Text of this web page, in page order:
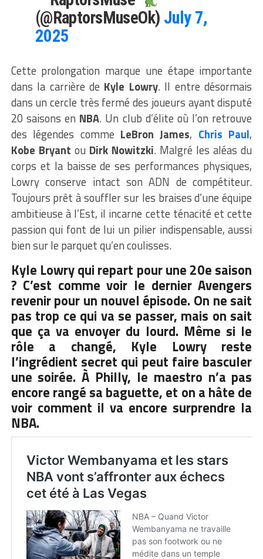
(@RaptorsMuseOk) July 7,
2025
Cette prolongation marque une étape importante
dans la carrière de Kyle Lowry. Il entre désormais
dans un cercle très fermé des joueurs ayant disputé
20 saisons en NBA. Un club d’élite où l’on retrouve
des légendes comme LeBron James, Chris Paul,
Kobe Bryant ou Dirk Nowitzki. Malgré les aléas du
corps et la baisse de ses performances physiques,
Lowry conserve intact son ADN de compétiteur.
Toujours prêt à souffler sur les braises d’une équipe
ambitieuse à l’Est, il incarne cette ténacité et cette
passion qui font de lui un pilier indispensable, aussi
bien sur le parquet qu’en coulisses.
Kyle Lowry qui repart pour une 20e saison
? C’est comme voir le dernier Avengers
revenir pour un nouvel épisode. On ne sait
pas trop ce qui va se passer, mais on sait
que ça va envoyer du lourd. Même si le
rôle a changé, Kyle Lowry reste
l’ingrédient secret qui peut faire basculer
une soirée. À Philly, le maestro n’a pas
encore rangé sa baguette, et on a hâte de
voir comment il va encore surprendre la
NBA.